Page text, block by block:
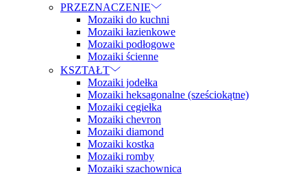
PRZEZNACZENIE
Mozaiki do kuchni
Mozaiki łazienkowe
Mozaiki podłogowe
Mozaiki ścienne
KSZTAŁT
Mozaiki jodełka
Mozaiki heksagonalne (sześciokątne)
Mozaiki cegiełka
Mozaiki chevron
Mozaiki diamond
Mozaiki kostka
Mozaiki romby
Mozaiki szachownica